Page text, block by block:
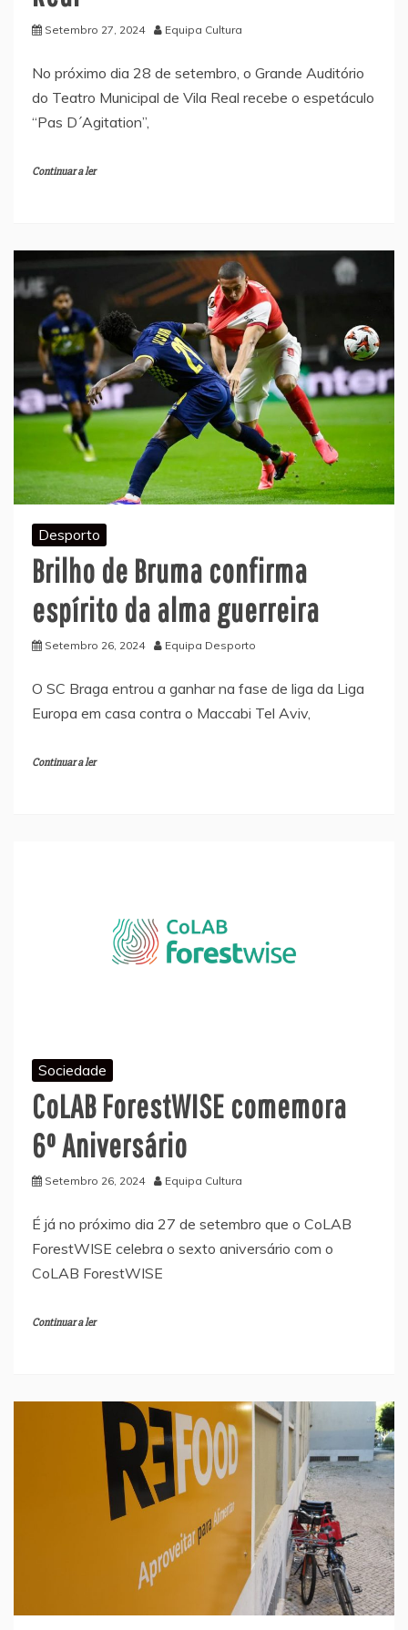
Setembro 27, 2024 Equipa Cultura
No próximo dia 28 de setembro, o Grande Auditório
do Teatro Municipal de Vila Real recebe o espetáculo
“Pas D´Agitation”,
Continuar a ler
Desporto
Brilho de Bruma confirma
espírito da alma guerreira
Setembro 26, 2024 Equipa Desporto
O SC Braga entrou a ganhar na fase de liga da Liga
Europa em casa contra o Maccabi Tel Aviv,
Continuar a ler
Sociedade
CoLAB ForestWISE comemora
6º Aniversário
Setembro 26, 2024 Equipa Cultura
É já no próximo dia 27 de setembro que o CoLAB
ForestWISE celebra o sexto aniversário com o
CoLAB ForestWISE
Continuar a ler